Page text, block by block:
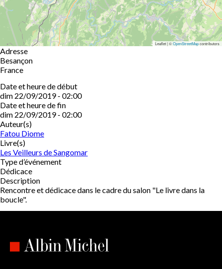
Leaflet | ©OpenStreetMapcontributors
Adresse
Besançon
France
Date et heure de début
dim 22/09/2019 - 02:00
Date et heure de fin
dim 22/09/2019 - 02:00
Auteur(s)
Fatou Diome
Livre(s)
Les Veilleurs de Sangomar
Type d’événement
Dédicace
Description
Rencontre et dédicace dans le cadre du salon "Le livre dans la
boucle".